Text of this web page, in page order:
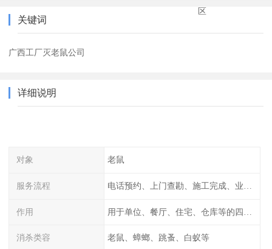
区
关键词
广西工厂灭老鼠公司
详细说明
对象 老鼠
服务流程
作用
消杀类容 老鼠、蟑螂、跳蚤、白蚁等